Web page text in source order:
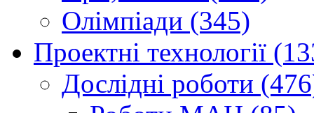
Олімпіади (345)
Проектні технології
Дослідні роботи